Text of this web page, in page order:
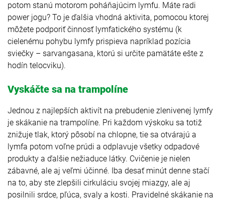
potom stanú motorom poháňajúcim lymfu. Máte radi
power jogu? To je ďalšia vhodná aktivita, pomocou ktorej
môžete podporiť činnosť lymfatického systému (k
cielenému pohybu lymfy prispieva napríklad pozícia
sviečky – sarvangasana, ktorú si určite pamätáte ešte z
hodín telocviku).
Vyskáčte sa na trampolíne
Jednou z najlepších aktivít na prebudenie zlenivenej lymfy
je skákanie na trampolíne. Pri každom výskoku sa totiž
znižuje tlak, ktorý pôsobí na chlopne, tie sa otvárajú a
lymfa potom voľne prúdi a odplavuje všetky odpadové
produkty a ďalšie nežiaduce látky. Cvičenie je nielen
zábavné, ale aj veľmi účinné. Iba desať minút denne stačí
na to, aby ste zlepšili cirkuláciu svojej miazgy, ale aj
posilnili srdce, pľúca, svaly a kosti. Pravidelné skákanie na